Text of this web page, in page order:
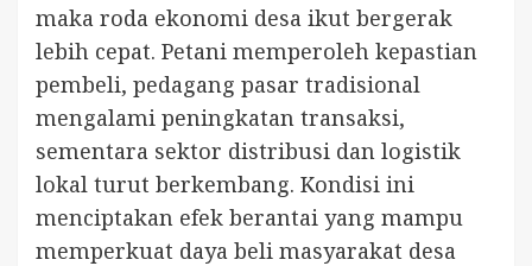
maka roda ekonomi desa ikut bergerak
lebih cepat. Petani memperoleh kepastian
pembeli, pedagang pasar tradisional
mengalami peningkatan transaksi,
sementara sektor distribusi dan logistik
lokal turut berkembang. Kondisi ini
menciptakan efek berantai yang mampu
memperkuat daya beli masyarakat desa